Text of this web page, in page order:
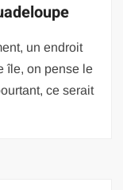
un endroit
île, on pense le
ce serait